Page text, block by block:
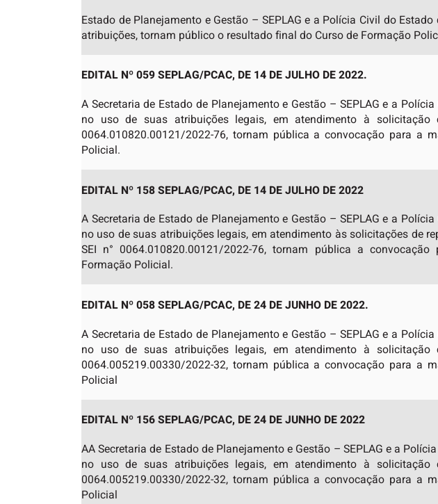
Estado de Planejamento e Gestão – SEPLAG e a Polícia Civil do
atribuições, tornam público o resultado final do Curso de Formação
EDITAL Nº 059 SEPLAG/PCAC, DE 14 DE JULHO DE 2022.
A Secretaria de Estado de Planejamento e Gestão – SEPLAG e a
no uso de suas atribuições legais, em atendimento à solicitação
0064.010820.00121/2022-76, tornam pública a convocação para a
Policial.
EDITAL Nº 158 SEPLAG/PCAC, DE 14 DE JULHO DE 2022
A Secretaria de Estado de Planejamento e Gestão – SEPLAG e a
no uso de suas atribuições legais, em atendimento às solicitações de
SEI n° 0064.010820.00121/2022-76, tornam pública a
Formação Policial.
EDITAL Nº 058 SEPLAG/PCAC, DE 24 DE JUNHO DE 2022.
A Secretaria de Estado de Planejamento e Gestão – SEPLAG e a
no uso de suas atribuições legais, em atendimento à solicitação
0064.005219.00330/2022-32, tornam pública a convocação para a
Policial
EDITAL Nº 156 SEPLAG/PCAC, DE 24 DE JUNHO DE 2022
AA Secretaria de Estado de Planejamento e Gestão – SEPLAG e a
no uso de suas atribuições legais, em atendimento à solicitação
0064.005219.00330/2022-32, tornam pública a convocação para a
Policial